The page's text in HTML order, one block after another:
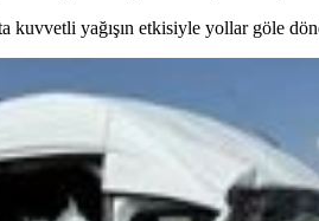
kuvvetli yağışın etkisiyle yollar göle